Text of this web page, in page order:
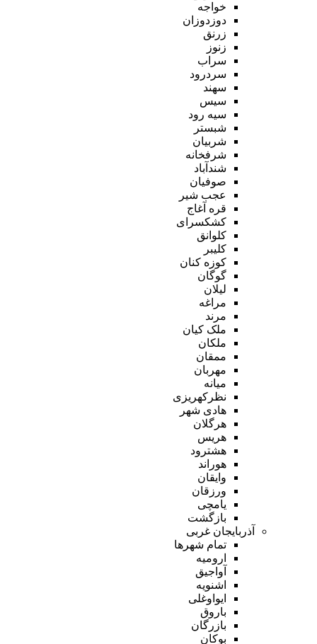
خواجه
دوزدوزان
زرنق
زنوز
سراب
سردرود
سهند
سیس
سیه رود
شبستر
شربیان
شرفخانه
شندآباد
صوفیان
عجب شیر
قره آغاج
کشکسرای
کلوانق
کلیبر
کوزه کنان
گوگان
لیلان
مراغه
مرند
ملک کیان
ملکان
ممقان
مهربان
میانه
نظرکهریزی
هادی شهر
هرگلان
هریس
هشترود
هوراند
وایقان
ورزقان
یامچی
بازگشت
آذربایجان غربی
تمام شهر‌ها
ارومیه
آواجیق
اشنویه
ایواوغلی
باروق
بازرگان
بوکان